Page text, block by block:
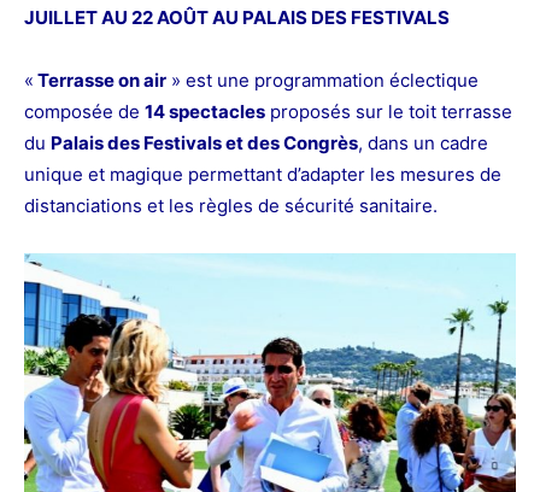
JUILLET AU 22 AOÛT AU PALAIS DES FESTIVALS
« Terrasse on air » est une programmation éclectique
composée de 14 spectacles proposés sur le toit terrasse
du Palais des Festivals et des Congrès, dans un cadre
unique et magique permettant d’adapter les mesures de
distanciations et les règles de sécurité sanitaire.